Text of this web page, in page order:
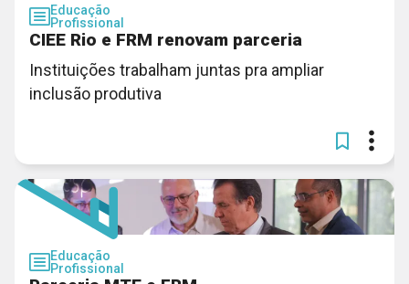
Educação
Profissional
CIEE Rio e FRM renovam parceria
Instituições trabalham juntas pra ampliar
inclusão produtiva
Educação
Profissional